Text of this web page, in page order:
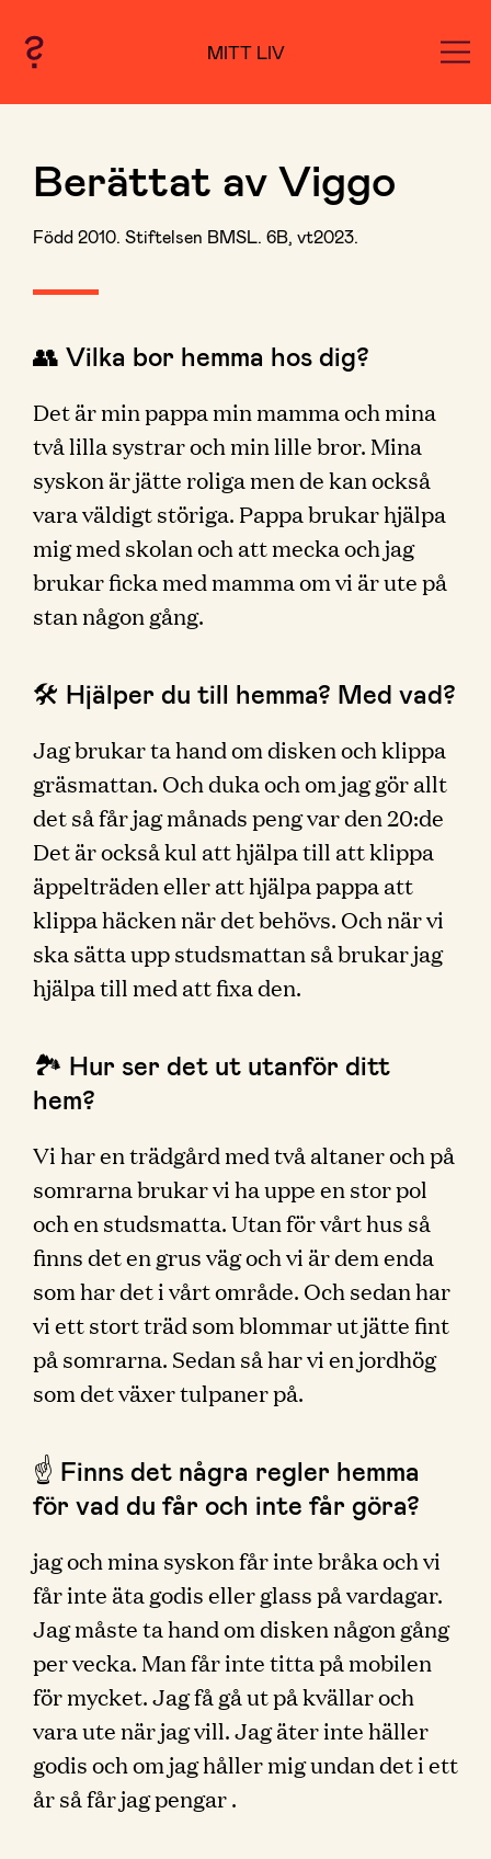
MITT LIV
Berättat av Viggo
Född 2010. Stiftelsen BMSL. 6B, vt2023.
👥 Vilka bor hemma hos dig?
Det är min pappa min mamma och mina
två lilla systrar och min lille bror. Mina
syskon är jätte roliga men de kan också
vara väldigt störiga. Pappa brukar hjälpa
mig med skolan och att mecka och jag
brukar ficka med mamma om vi är ute på
stan någon gång.
🛠 Hjälper du till hemma? Med vad?
Jag brukar ta hand om disken och klippa
gräsmattan. Och duka och om jag gör allt
det så får jag månads peng var den 20:de
Det är också kul att hjälpa till att klippa
äppelträden eller att hjälpa pappa att
klippa häcken när det behövs. Och när vi
ska sätta upp studsmattan så brukar jag
hjälpa till med att fixa den.
🏞 Hur ser det ut utanför ditt
hem?
Vi har en trädgård med två altaner och på
somrarna brukar vi ha uppe en stor pol
och en studsmatta. Utan för vårt hus så
finns det en grus väg och vi är dem enda
som har det i vårt område. Och sedan har
vi ett stort träd som blommar ut jätte fint
på somrarna. Sedan så har vi en jordhög
som det växer tulpaner på.
☝️ Finns det några regler hemma
för vad du får och inte får göra?
jag och mina syskon får inte bråka och vi
får inte äta godis eller glass på vardagar.
Jag måste ta hand om disken någon gång
per vecka. Man får inte titta på mobilen
för mycket. Jag få gå ut på kvällar och
vara ute när jag vill. Jag äter inte häller
godis och om jag håller mig undan det i ett
år så får jag pengar .